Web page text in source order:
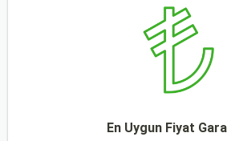
En Uygun Fiyat